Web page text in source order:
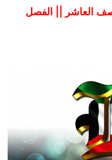
العاشر || الفصل